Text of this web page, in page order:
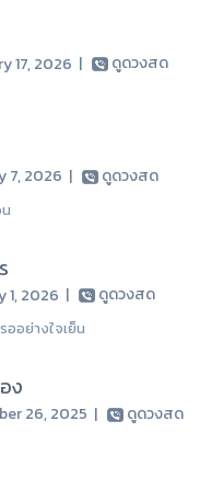
17, 2026 | ดูดวงสด
7, 2026 | ดูดวงสด
1, 2026 | ดูดวงสด
อย่างใจเย็น
ง
26, 2025 | ดูดวงสด